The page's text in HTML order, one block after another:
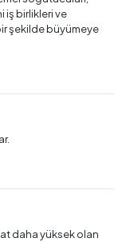
iş birlikleri ve
şekilde büyümeye
daha yüksek olan